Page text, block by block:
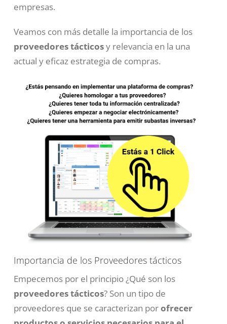
empresas.
Veamos con más detalle la importancia de los
proveedores tácticosy relevancia en la una
actual y eficaz estrategia de compras.
Importancia de los Proveedores tácticos
Empecemos por el principio ¿Qué son los
proveedores tácticos? Son un tipo de
proveedores que se caracterizan porofrecer